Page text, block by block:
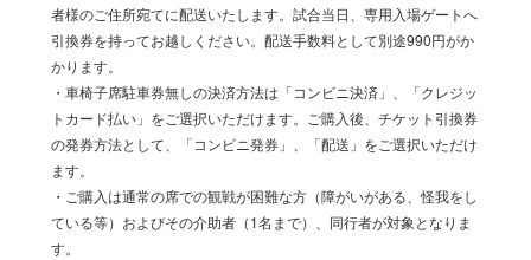
者様のご住所宛てに配送いたします。試合当日、専用入場ゲートへ
引換券を持ってお越しください。配送手数料として別途990円がか
かります。
・車椅子席駐車券無しの決済方法は「コンビニ決済」、「クレジッ
トカード払い」をご選択いただけます。ご購入後、チケット引換券
の発券方法として、「コンビニ発券」、「配送」をご選択いただけ
ます。
・ご購入は通常の席での観戦が困難な方（障がいがある、怪我をし
ている等）およびその介助者（1名まで）、同行者が対象となりま
す。